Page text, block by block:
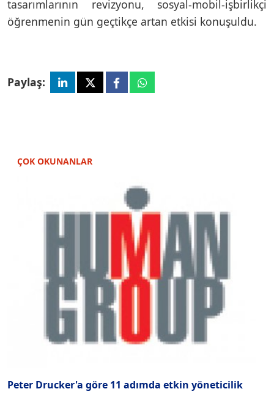
tasarımlarının revizyonu, sosyal-mobil-işbirlikçi
öğrenmenin gün geçtikçe artan etkisi konuşuldu.
Paylaş:
ÇOK OKUNANLAR
Peter Drucker'a göre 11 adımda etkin yöneticilik